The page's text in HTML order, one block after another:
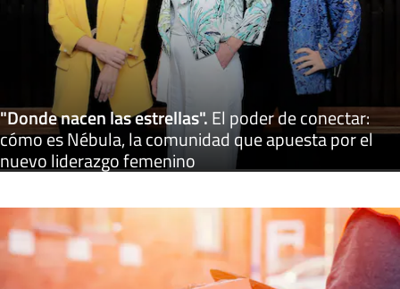
"Donde nacen las estrellas".El poder de conectar:
cómo es Nébula, la comunidad que apuesta por el
nuevo liderazgo femenino